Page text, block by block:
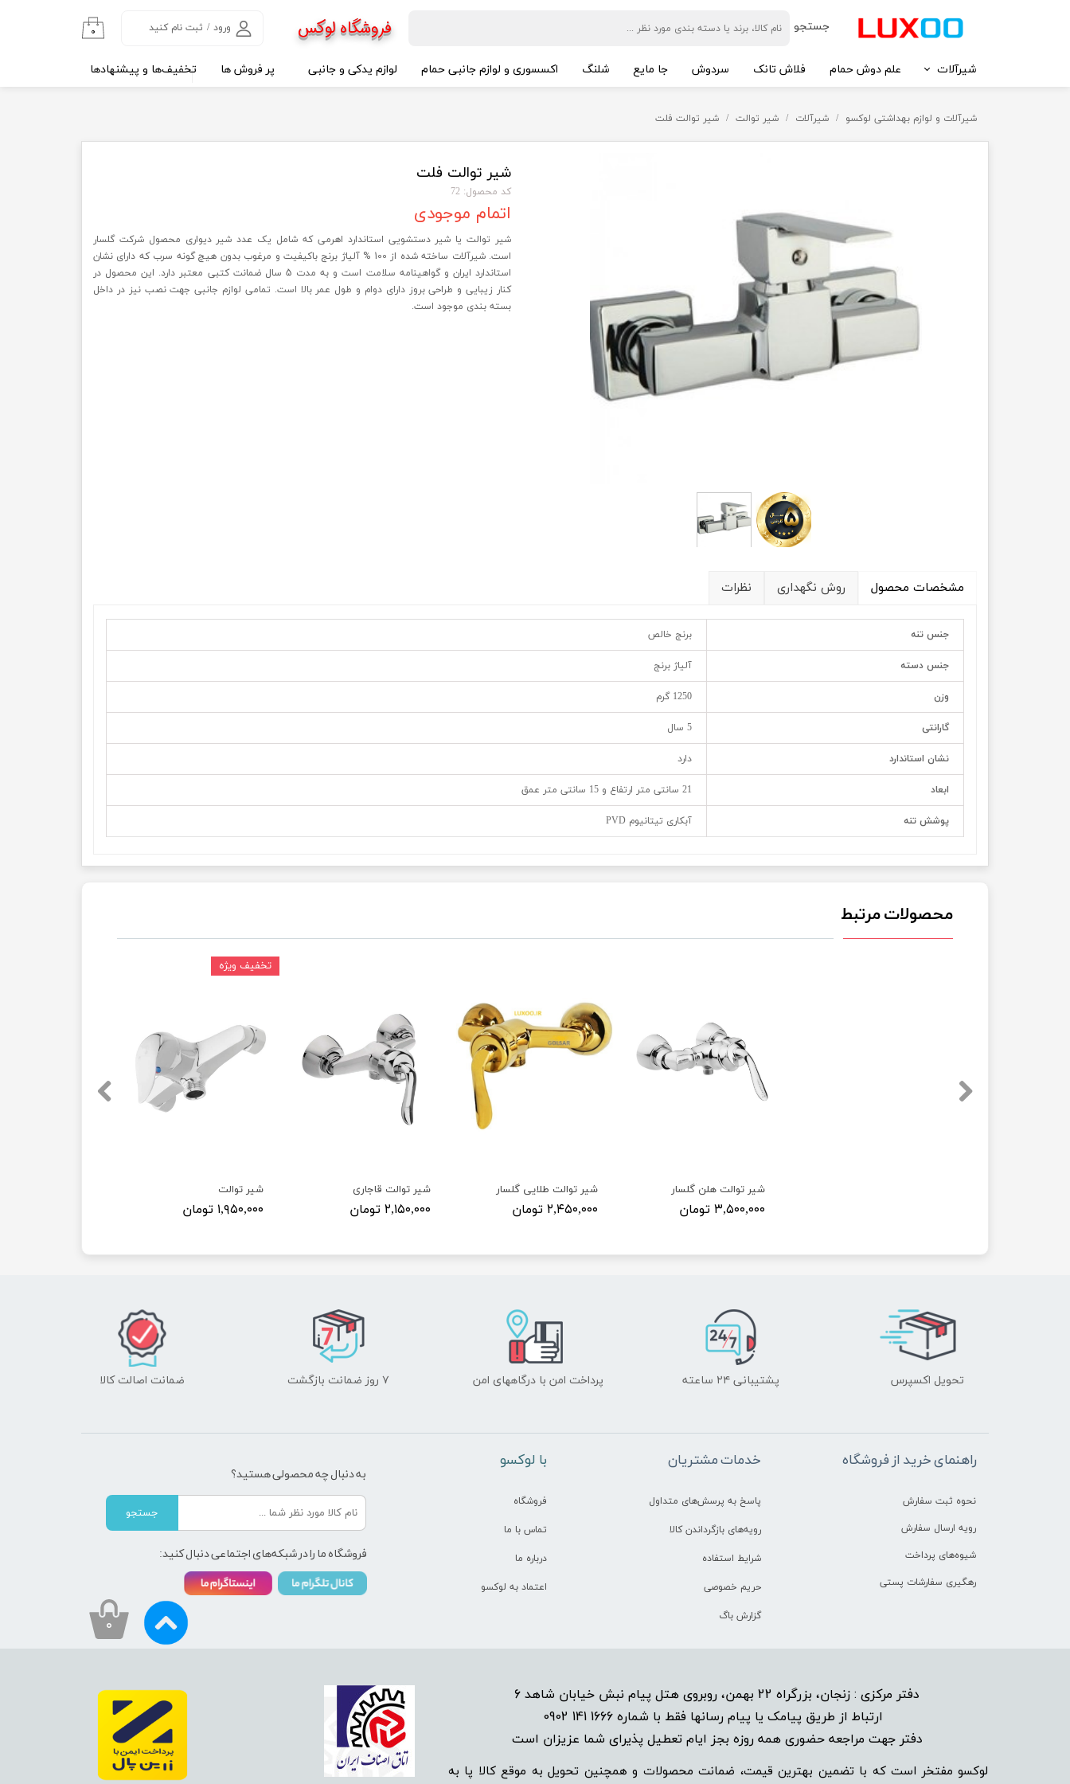
​جستجو ورود / ثبت نام کنید
تغییر گذر واژه
خروج از حساب
۰
شیرآلات علم دوش حمام فلاش تانک سردوش جا مایع شلنگ اکسسوری و لوازم جانبی حمام لوازم یدکی و جانبی پر فروش ها تخفیف‌ها و پیشنهادها
فروشگاه لوکس
شیرآلات و لوازم بهداشتی لوکسو شیرآلات شیر توالت شیر توالت فلت
شیر توالت فلت
کد محصول: 72
اتمام موجودی
شیر توالت یا شیر دستشویی استاندارد اهرمی که شامل یک عدد شیر دیواری محصول شرکت گلسار
است. شیرآلات ساخته شده از 100 % آلیاژ برنج باکیفیت و مرغوب بدون هیچ گونه سرب که دارای نشان
استاندارد ایران و گواهینامه سلامت است و به مدت 5 سال ضمانت کتبی معتبر دارد. این محصول در
کنار زیبایی و طراحی بروز دارای دوام و طول عمر بالا است. تمامی لوازم جانبی جهت نصب نیز در داخل
بسته بندی موجود است.
مشخصات محصول روش نگهداری نظرات
جنس تنه برنج خالص
جنس دسته آلیاژ برنج
وزن 1250 گرم
گارانتی 5 سال
نشان استاندارد دارد
ابعاد 21 سانتی متر ارتفاع و 15 سانتی متر عمق
پوشش تنه آبکاری تیتانیوم PVD
محصولات مرتبط
شیر توالت
۱,۹۵۰,۰۰۰ تومان
تخفیف ویژه
شیر توالت قاجاری
۲,۱۵۰,۰۰۰ تومان
شیر توالت طلایی گلسار
۲,۴۵۰,۰۰۰ تومان
شیر توالت هلن گلسار
۳,۵۰۰,۰۰۰ تومان
دفتر مرکزی : زنجان، بزرگراه 22 بهمن، روبروی هتل پیام نبش خیابان شاهد 6
ارتباط از طریق پیامک یا پیام رسانها فقط با شماره 1666 141 0902
دفتر جهت مراجعه حضوری همه روزه بجز ایام تعطیل پذیرای شما عزیزان است​​​​​​​
لوکسو مفتخر است که با تضمین بهترین قیمت، ضمانت محصولات و همچنین تحویل به موقع کالا پا به
تحویل اکسپرس پشتیبانی ۲۴ ساعته پرداخت امن با درگاههای امن ۷ روز ضمانت بازگشت ضمانت اصالت کالا
راهنمای خرید از فروشگاه
نحوه ثبت سفارش
رویه ارسال سفارش
شیوه‌های پرداخت
رهگیری سفارشات پستی
خدمات مشتریان
پاسخ به پرسش‌های متداول
رویه‌های بازگرداندن کالا
شرایط استفاده
حریم خصوصی
گزارش باگ
​با لوکسو
فروشگاه
تماس با ما
درباره ما
اعتماد به لوکسو
به دنبال چه محصولی هستید؟
جستجو
فروشگاه ما را در شبکه‌های اجتماعی دنبال کنید:
۰